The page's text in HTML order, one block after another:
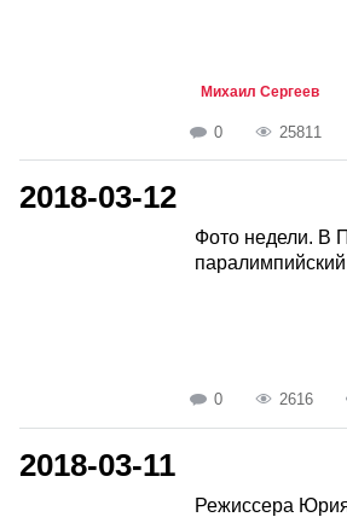
Михаил Сергеев
0 25811
2018-03-12
Фото недели. В
паралимпийский
0 2616
2018-03-11
Режиссера